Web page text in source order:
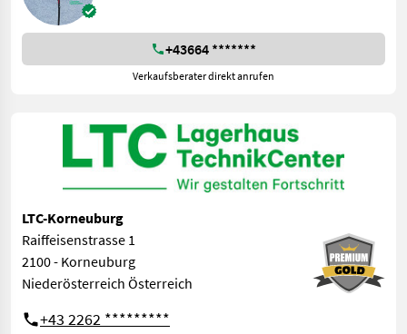
+43664 *******
Verkaufsberater direkt anrufen
LTC-Korneuburg
Raiffeisenstrasse 1
2100 - Korneuburg
Niederösterreich Österreich
+43 2262 *********